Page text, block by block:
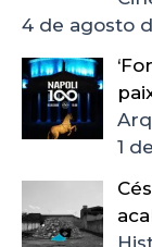
4 de agosto
1